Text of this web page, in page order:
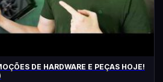
DE HARDWARE E PEÇAS HOJE!